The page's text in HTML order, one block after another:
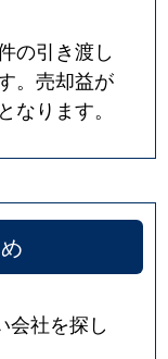
の引き渡し
。売却益が
ります。
会社を探し